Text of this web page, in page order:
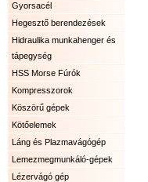
Gyorsacél
Hegesztő berendezések
Hidraulika munkahenger és
tápegység
HSS Morse Fúrók
Kompresszorok
Köszörű gépek
Kötőelemek
Láng és Plazmavágógép
Lemezmegmunkáló-gépek
Lézervágó gép